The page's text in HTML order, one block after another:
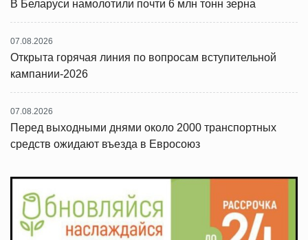
В Беларуси намолотили почти 6 млн тонн зерна
07.08.2026
Открыта горячая линия по вопросам вступительной
кампании-2026
07.08.2026
Перед выходными днями около 2000 транспортных
средств ожидают въезда в Евросоюз